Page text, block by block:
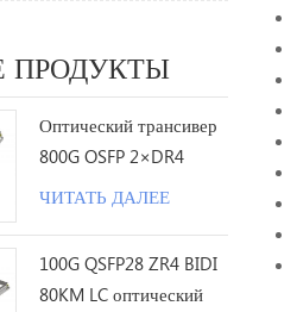
ПРОДУКТЫ
Оптический трансивер
800G OSFP 2×DR4
1310nm 500M MPO12 с
ЧИТАТЬ ДАЛЕЕ
100G QSFP28 ZR4 BIDI
80KM LC оптический